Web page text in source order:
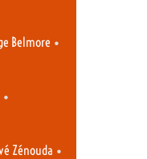
Belmore •
•
Zénouda •